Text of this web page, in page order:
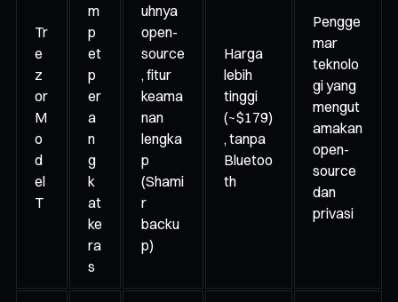
Tr
e
z
or
M
o
d
el
T
m
p
et
p
er
a
n
g
k
at
ke
ra
s
uhnya
open-
source
, fitur
keama
nan
lengka
p
(Shami
r
backu
p)
Harga
lebih
tinggi
(~$179)
, tanpa
Bluetoo
th
Pengge
mar
teknolo
gi yang
mengut
amakan
open-
source
dan
privasi